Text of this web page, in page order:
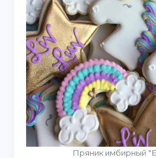
Пряник имбирный